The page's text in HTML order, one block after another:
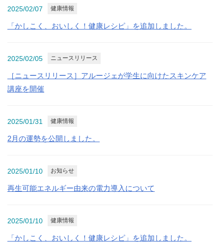
2025/02/07 健康情報
「かしこく、おいしく！健康レシピ」を追加しました。
2025/02/05 ニュースリリース
［ニュースリリース］アルージェが学生に向けたスキンケア
講座を開催
2025/01/31 健康情報
2月の運勢を公開しました。
2025/01/10 お知らせ
再生可能エネルギー由来の電力導入について
2025/01/10 健康情報
「かしこく、おいしく！健康レシピ」を追加しました。